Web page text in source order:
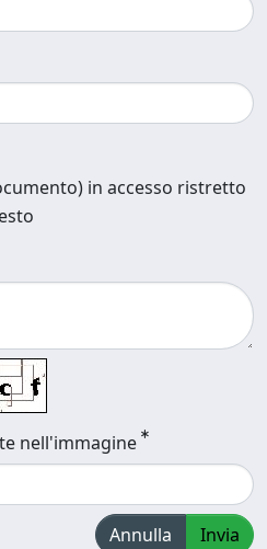
in accesso ristretto
nell'immagine
Annulla Invia